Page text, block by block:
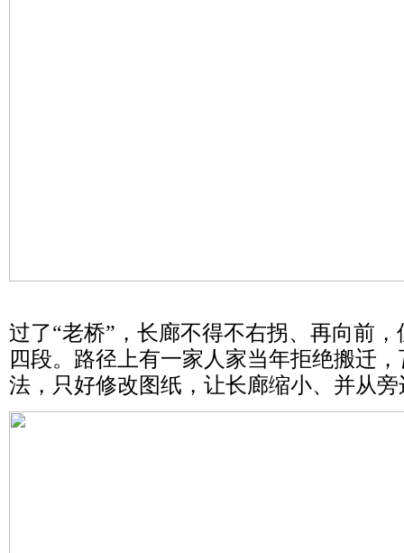
过了“老桥”，长廊不得不右拐、再向前
四段。路径上有一家人家当年拒绝搬迁
法，只好修改图纸，让长廊缩小、并从